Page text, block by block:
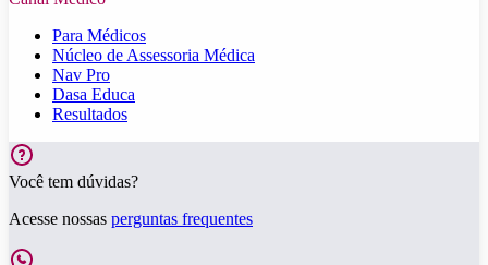
Para Médicos
Núcleo de Assessoria Médica
Nav Pro
Dasa Educa
Resultados
Você tem dúvidas?
Acesse nossas perguntas frequentes